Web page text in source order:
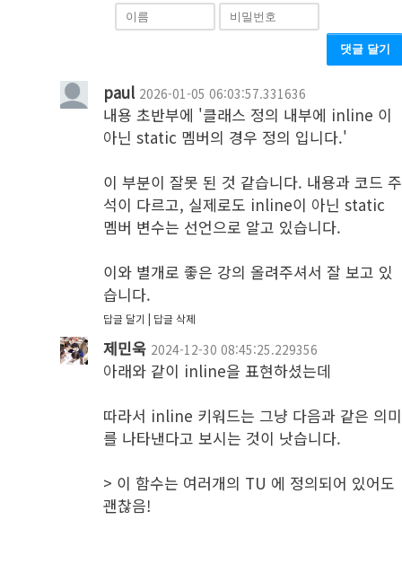
댓글 달기
paul 2026-01-05 06:03:57.331636
내용 초반부에 '클래스 정의 내부에 inline 이
아닌 static 멤버의 경우 정의 입니다.'
이 부분이 잘못 된 것 같습니다. 내용과 코드 주
석이 다르고, 실제로도 inline이 아닌 static
멤버 변수는 선언으로 알고 있습니다.
이와 별개로 좋은 강의 올려주셔서 잘 보고 있
습니다.
답글 달기 답글 삭제
제민욱 2024-12-30 08:45:25.229356
아래와 같이 inline을 표현하셨는데
따라서 inline 키워드는 그냥 다음과 같은 의미
를 나타낸다고 보시는 것이 낫습니다.
> 이 함수는 여러개의 TU 에 정의되어 있어도
괜찮음!